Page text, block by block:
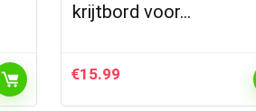
krijtbord voor…
€15.99